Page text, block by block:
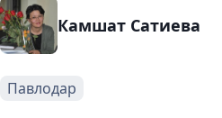
Камшат Сатиева
Павлодар